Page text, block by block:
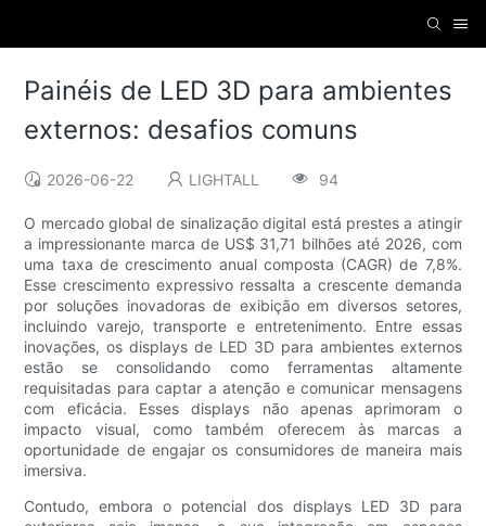
Painéis de LED 3D para ambientes
externos: desafios comuns
2026-06-22 LIGHTALL 94
O mercado global de sinalização digital está prestes a atingir
a impressionante marca de US$ 31,71 bilhões até 2026, com
uma taxa de crescimento anual composta (CAGR) de 7,8%.
Esse crescimento expressivo ressalta a crescente demanda
por soluções inovadoras de exibição em diversos setores,
incluindo varejo, transporte e entretenimento. Entre essas
inovações, os displays de LED 3D para ambientes externos
estão se consolidando como ferramentas altamente
requisitadas para captar a atenção e comunicar mensagens
com eficácia. Esses displays não apenas aprimoram o
impacto visual, como também oferecem às marcas a
oportunidade de engajar os consumidores de maneira mais
imersiva.
Contudo, embora o potencial dos displays LED 3D para